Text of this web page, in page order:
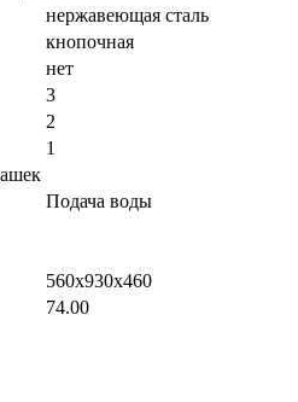
нержавеющая сталь
кнопочная
нет
3
2
1
Подача воды
560х930х460
74.00